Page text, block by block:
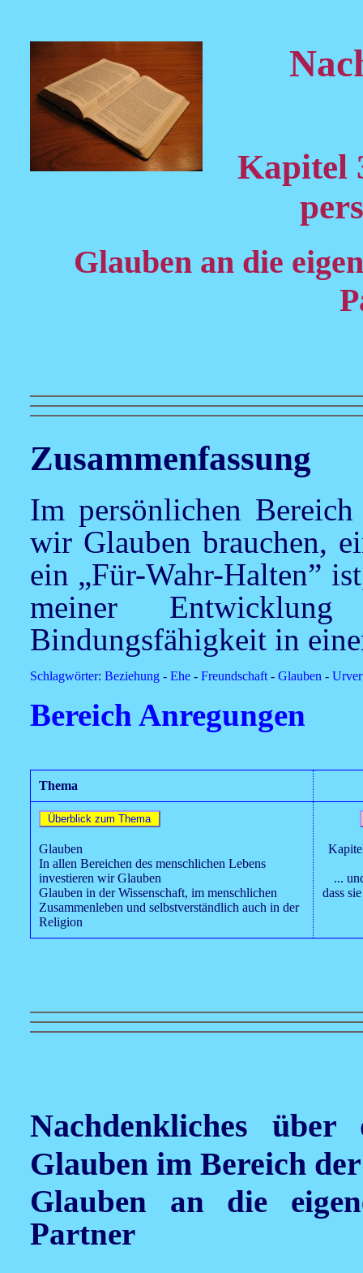
Kapitel
Glauben an die
Zusammenfassung
Im persönlichen
wir Glauben brauchen,
ein „Für-Wahr-Halten”
meiner
Bindungsfähigkeit in
Schlagwörter: Beziehung- Ehe- Freundschaft- Glauben-
Bereich Anregungen
Thema
Glauben
In allen Bereichen des menschlichen Lebens
investieren wir Glauben
Glauben in der Wissenschaft, im menschlichen
Zusammenleben und selbstverständlich auch in der
Religion
...
dass
Nachdenkliches
Glauben im Bereich
Glauben an die
Partner